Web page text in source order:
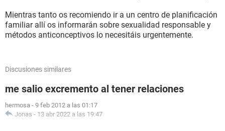
Mientras tanto os recomiendo ir a un centro de planificación
familiar allí os informarán sobre sexualidad responsable y
métodos anticonceptivos lo necesitáis urgentemente.
Discusiones similares
me salio excremento al tener relaciones
hermosa - 9 feb 2012 a las 01:17
Jonas - 13 abr 2022 a las 19:47